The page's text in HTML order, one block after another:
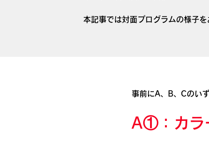
本記事では対面プログラムの様子を
事前にA、B、Cのい
A①：カラ